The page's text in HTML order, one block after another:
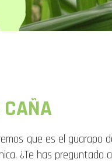
CAÑA
que es el guarapo
¿Te has